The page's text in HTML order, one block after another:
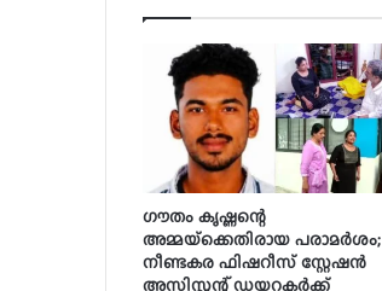
ഗൗതം കൃഷ്ണന്റെ
അമ്മയ്‌ക്കെതിരായ പരാമർശം;
നീണ്ടകര ഫിഷറീസ് സ്റ്റേഷൻ
അസിസ്റ്റന്റ് ഡയറക്ടർക്ക്